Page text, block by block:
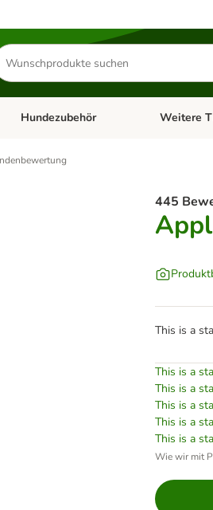
Kategorie-Menü öffnen: Hundefutter
Hundezubehör Kategorie-
Weitere
445
This is a
This is a
This is a
This is a
This is a
This is a
Wie wir mit